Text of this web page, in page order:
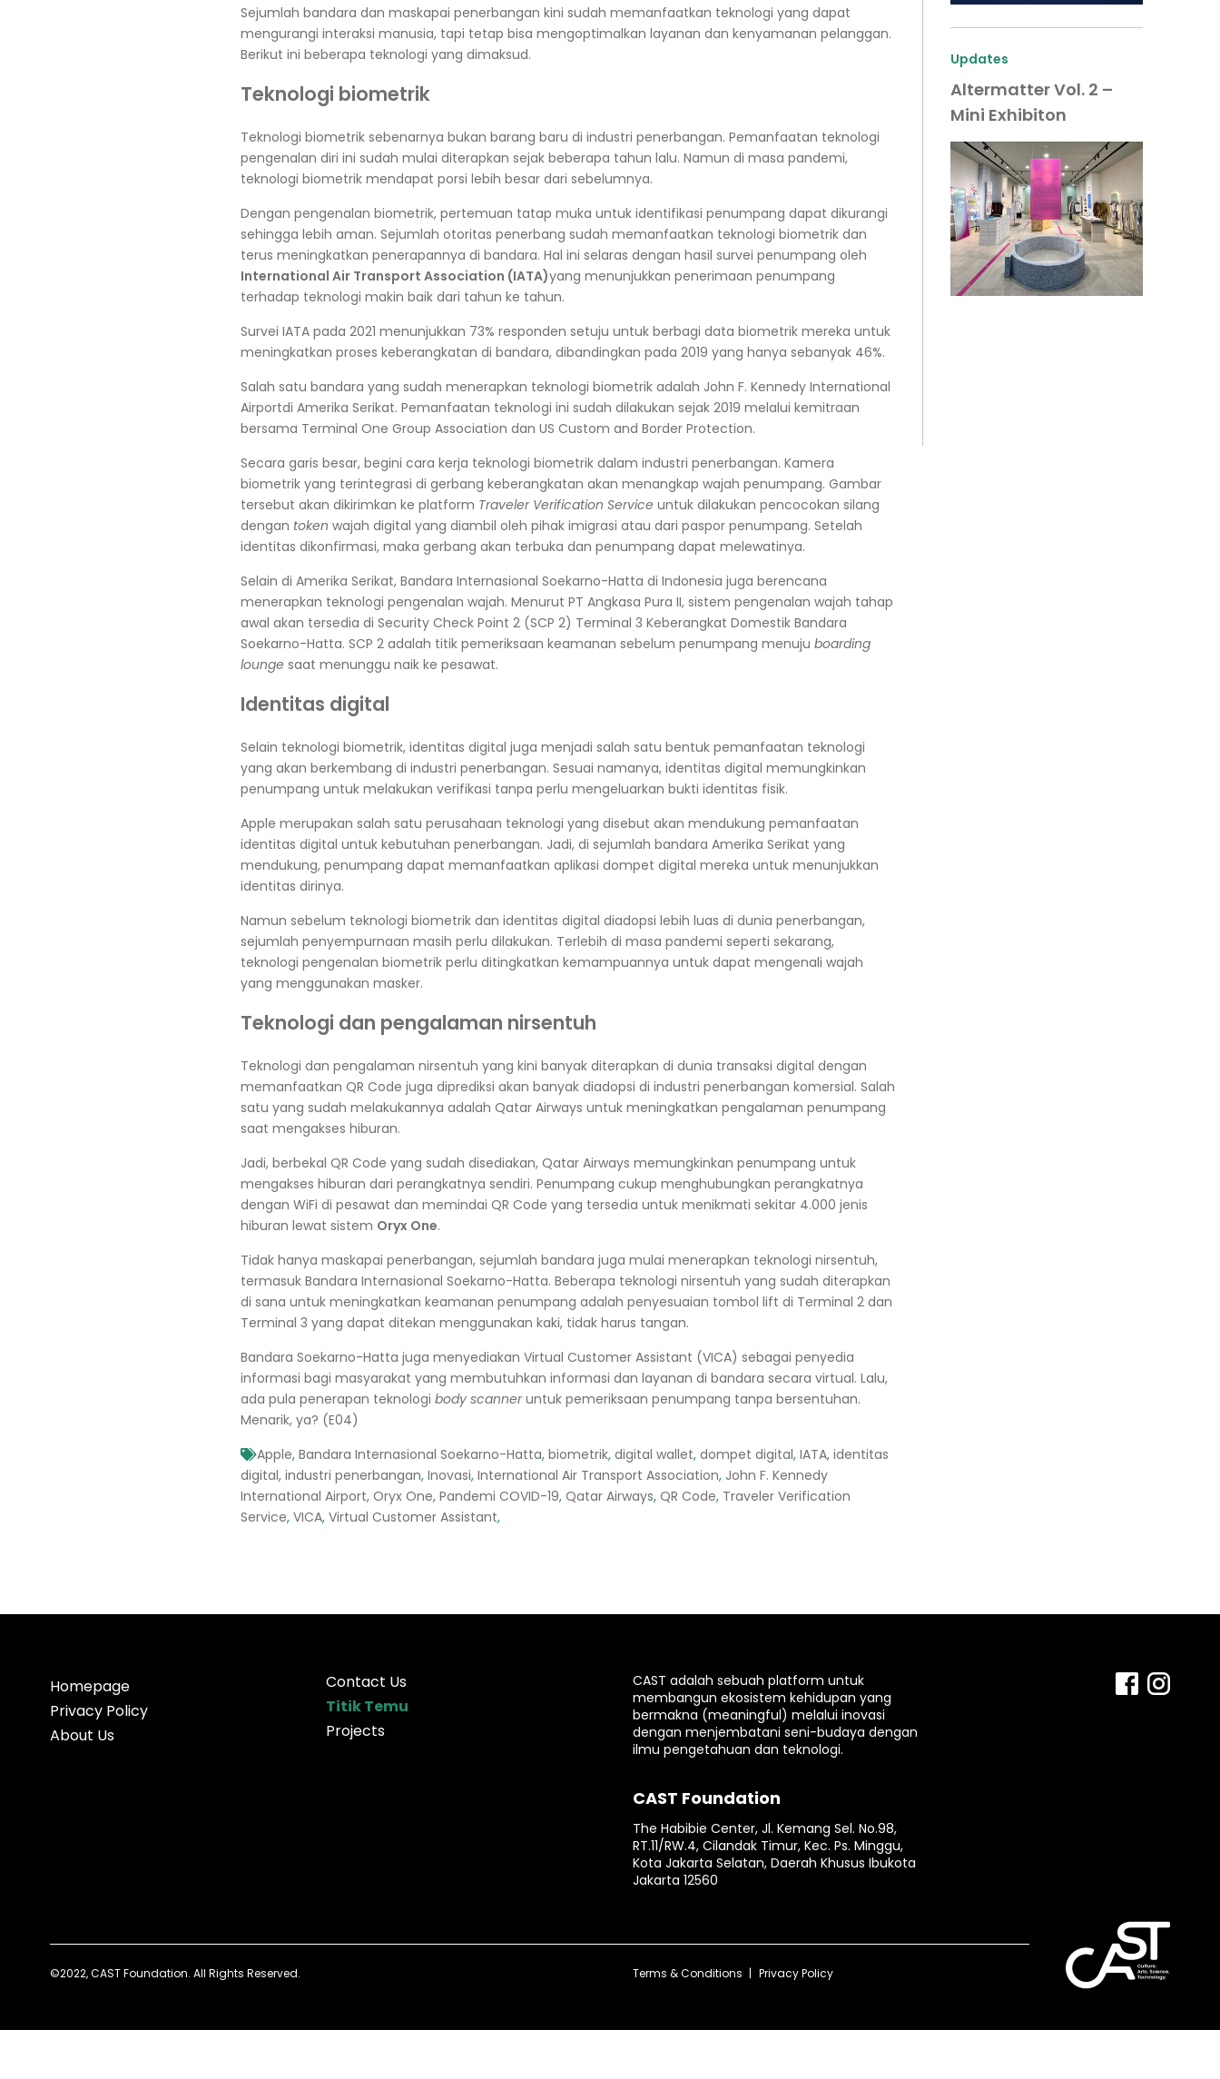
Sejumlah bandara dan maskapai penerbangan kini sudah memanfaatkan teknologi yang dapat
mengurangi interaksi manusia, tapi tetap bisa mengoptimalkan layanan dan kenyamanan pelanggan.
Berikut ini beberapa teknologi yang dimaksud.
Teknologi biometrik
Teknologi biometrik sebenarnya bukan barang baru di industri penerbangan. Pemanfaatan teknologi
pengenalan diri ini sudah mulai diterapkan sejak beberapa tahun lalu. Namun di masa pandemi,
teknologi biometrik mendapat porsi lebih besar dari sebelumnya.
Dengan pengenalan biometrik, pertemuan tatap muka untuk identifikasi penumpang dapat dikurangi
sehingga lebih aman. Sejumlah otoritas penerbang sudah memanfaatkan teknologi biometrik dan
terus meningkatkan penerapannya di bandara. Hal ini selaras dengan hasil survei penumpang oleh
International Air Transport Association (IATA)yang menunjukkan penerimaan penumpang
terhadap teknologi makin baik dari tahun ke tahun.
Survei IATA pada 2021 menunjukkan 73% responden setuju untuk berbagi data biometrik mereka untuk
meningkatkan proses keberangkatan di bandara, dibandingkan pada 2019 yang hanya sebanyak 46%.
Salah satu bandara yang sudah menerapkan teknologi biometrik adalah John F. Kennedy International
Airportdi Amerika Serikat. Pemanfaatan teknologi ini sudah dilakukan sejak 2019 melalui kemitraan
bersama Terminal One Group Association dan US Custom and Border Protection.
Secara garis besar, begini cara kerja teknologi biometrik dalam industri penerbangan. Kamera
biometrik yang terintegrasi di gerbang keberangkatan akan menangkap wajah penumpang. Gambar
tersebut akan dikirimkan ke platform Traveler Verification Service untuk dilakukan pencocokan silang
dengan token wajah digital yang diambil oleh pihak imigrasi atau dari paspor penumpang. Setelah
identitas dikonfirmasi, maka gerbang akan terbuka dan penumpang dapat melewatinya.
Selain di Amerika Serikat, Bandara Internasional Soekarno-Hatta di Indonesia juga berencana
menerapkan teknologi pengenalan wajah. Menurut PT Angkasa Pura II, sistem pengenalan wajah tahap
awal akan tersedia di Security Check Point 2 (SCP 2) Terminal 3 Keberangkat Domestik Bandara
Soekarno-Hatta. SCP 2 adalah titik pemeriksaan keamanan sebelum penumpang menuju boarding
lounge saat menunggu naik ke pesawat.
Identitas digital
Selain teknologi biometrik, identitas digital juga menjadi salah satu bentuk pemanfaatan teknologi
yang akan berkembang di industri penerbangan. Sesuai namanya, identitas digital memungkinkan
penumpang untuk melakukan verifikasi tanpa perlu mengeluarkan bukti identitas fisik.
Apple merupakan salah satu perusahaan teknologi yang disebut akan mendukung pemanfaatan
identitas digital untuk kebutuhan penerbangan. Jadi, di sejumlah bandara Amerika Serikat yang
mendukung, penumpang dapat memanfaatkan aplikasi dompet digital mereka untuk menunjukkan
identitas dirinya.
Namun sebelum teknologi biometrik dan identitas digital diadopsi lebih luas di dunia penerbangan,
sejumlah penyempurnaan masih perlu dilakukan. Terlebih di masa pandemi seperti sekarang,
teknologi pengenalan biometrik perlu ditingkatkan kemampuannya untuk dapat mengenali wajah
yang menggunakan masker.
Teknologi dan pengalaman nirsentuh
Teknologi dan pengalaman nirsentuh yang kini banyak diterapkan di dunia transaksi digital dengan
memanfaatkan QR Code juga diprediksi akan banyak diadopsi di industri penerbangan komersial. Salah
satu yang sudah melakukannya adalah Qatar Airways untuk meningkatkan pengalaman penumpang
saat mengakses hiburan.
Jadi, berbekal QR Code yang sudah disediakan, Qatar Airways memungkinkan penumpang untuk
mengakses hiburan dari perangkatnya sendiri. Penumpang cukup menghubungkan perangkatnya
dengan WiFi di pesawat dan memindai QR Code yang tersedia untuk menikmati sekitar 4.000 jenis
hiburan lewat sistem Oryx One.
Tidak hanya maskapai penerbangan, sejumlah bandara juga mulai menerapkan teknologi nirsentuh,
termasuk Bandara Internasional Soekarno-Hatta. Beberapa teknologi nirsentuh yang sudah diterapkan
di sana untuk meningkatkan keamanan penumpang adalah penyesuaian tombol lift di Terminal 2 dan
Terminal 3 yang dapat ditekan menggunakan kaki, tidak harus tangan.
Bandara Soekarno-Hatta juga menyediakan Virtual Customer Assistant (VICA) sebagai penyedia
informasi bagi masyarakat yang membutuhkan informasi dan layanan di bandara secara virtual. Lalu,
ada pula penerapan teknologi body scanneruntuk pemeriksaan penumpang tanpa bersentuhan.
Menarik, ya? (E04)
Apple, Bandara Internasional Soekarno-Hatta, biometrik, digital wallet, dompet digital, IATA, identitas
digital, industri penerbangan, Inovasi, International Air Transport Association, John F. Kennedy
International Airport, Oryx One, Pandemi COVID-19, Qatar Airways, QR Code, Traveler Verification
Service, VICA, Virtual Customer Assistant,
Updates
Altermatter Vol. 2 –
Mini Exhibiton
Homepage
Privacy Policy
About Us
Contact Us
Titik Temu
Projects
CAST adalah sebuah platform untuk
membangun ekosistem kehidupan yang
bermakna (meaningful) melalui inovasi
dengan menjembatani seni-budaya dengan
ilmu pengetahuan dan teknologi.
CAST Foundation
The Habibie Center, Jl. Kemang Sel. No.98,
RT.11/RW.4, Cilandak Timur, Kec. Ps. Minggu,
Kota Jakarta Selatan, Daerah Khusus Ibukota
Jakarta 12560
©2022, CAST Foundation. All Rights Reserved. Terms & Conditions Privacy Policy